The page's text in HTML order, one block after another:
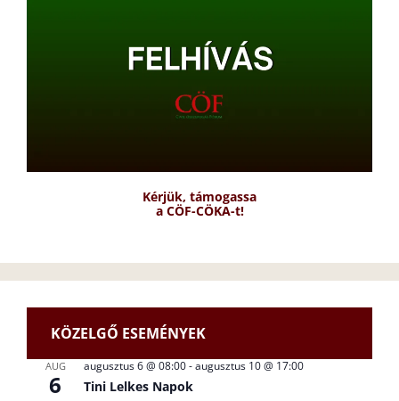
Kérjük, támogassa
a CÖF-CÖKA-t!
KÖZELGŐ ESEMÉNYEK
AUG
6
augusztus 6 @ 08:00-augusztus 10 @ 17:00
Tini Lelkes Napok